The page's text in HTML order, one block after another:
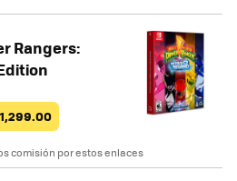
Rangers:
1,299.00
comisión por estos enlaces